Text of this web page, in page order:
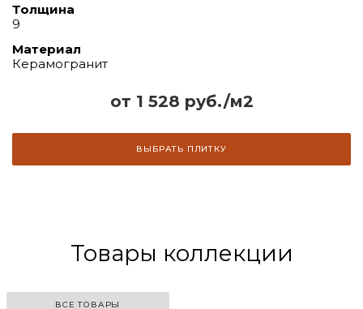
от 1 528 руб./м2
ВЫБРАТЬ ПЛИТКУ
Толщина
9
Материал
Керамогранит
Товары коллекции
ВСЕ ТОВАРЫ